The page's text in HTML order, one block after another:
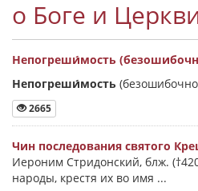
о Боге и
Непогреши́мость
Непогреши́мость
2665
Чин последования святого
Иероним Стридонский, блж.
народы, крестя их во имя ...